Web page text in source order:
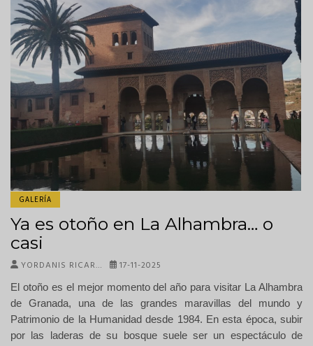
GALERÍA
Ya es otoño en La Alhambra… o
casi
YORDANIS RICAR… 17-11-2025
El otoño es el mejor momento del año para visitar La Alhambra
de Granada, una de las grandes maravillas del mundo y
Patrimonio de la Humanidad desde 1984. En esta época, subir
por las laderas de su bosque suele ser un espectáculo de